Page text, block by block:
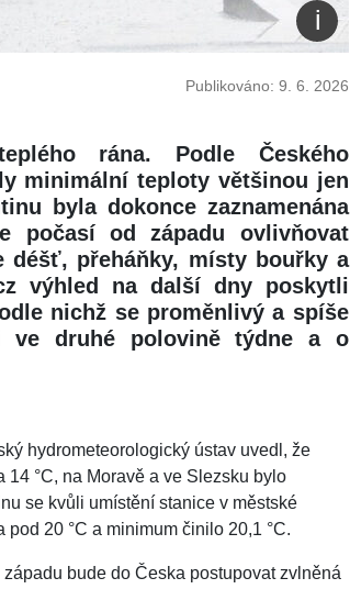
Publikováno: 9. 6. 2026
rána. Podle Českého
minimální teploty většinou jen
byla dokonce zaznamenána
počasí od západu ovlivňovat
déšť, přeháňky, místy bouřky a
výhled na další dny poskytli
nichž se proměnlivý a spíše
ve druhé polovině týdne a o
hydrometeorologický ústav uvedl, že
°C, na Moravě a ve Slezsku bylo
se kvůli umístění stanice v městské
20 °C a minimum činilo 20,1 °C.
bude do Česka postupovat zvlněná